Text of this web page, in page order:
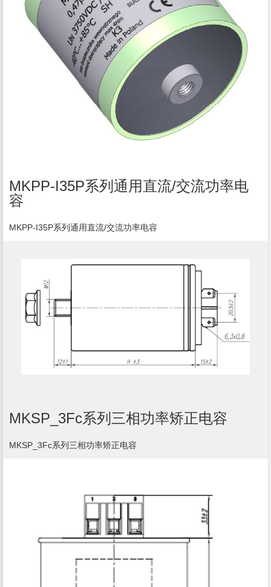
MKPP-I35P系列通用直流/交流功率电
容
MKPP-I35P系列通用直流/交流功率电容
MKSP_3Fc系列三相功率矫正电容
MKSP_3Fc系列三相功率矫正电容